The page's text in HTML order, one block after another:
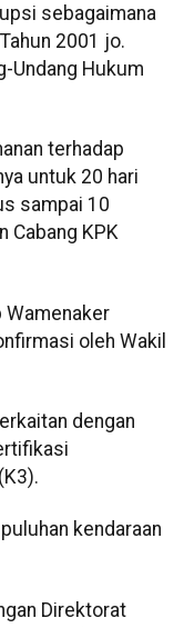
sebagaimana
2001 jo.
Undang Hukum
terhadap
untuk 20 hari
sampai 10
Cabang KPK
Wamenaker
oleh Wakil
dengan
kendaraan
Direktorat